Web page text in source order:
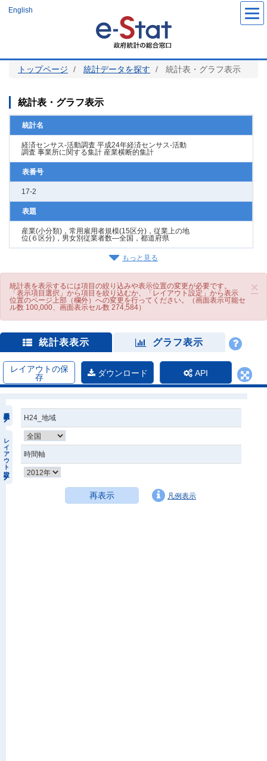
ツ
English
トップページ 統計データを探す 統計表・グラフ表示
統計表・グラフ表示
統計名
経済センサス‐活動調査 平成24年経済センサス‐活動
調査 事業所に関する集計 産業横断的集計
表番号
17-2
表題
産業(小分類)，常用雇用者規模(15区分)，従業上の地
位(６区分)，男女別従業者数―全国，都道府県
もっと見る
×
統計表を表示するには項目の絞り込みや表示位置の変更が必要です。
「表示項目選択」から項目を絞り込むか、「レイアウト設定」から表示
位置のページ上部（欄外）への変更を行ってください。（画面表示可能セ
ル数 100,000、画面表示セル数 274,584）
統計表表示 グラフ表示
レイアウトの保
存
ダウンロード API
レイアウト設定
H24_地域
時間軸
再表示 凡例表示